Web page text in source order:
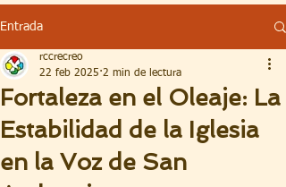
Entrada
Fortaleza en el Oleaje: La
Estabilidad de la Iglesia
en la Voz de San
rccrecreo
22 feb 2025 2 min de lectura